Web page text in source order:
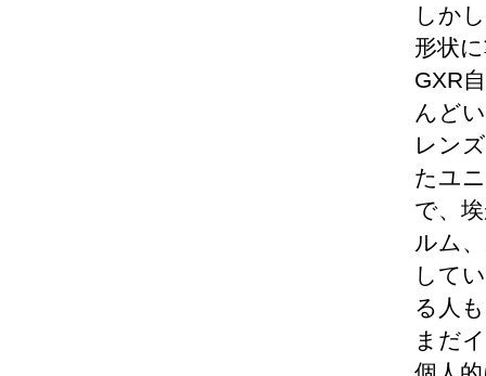
しか
形状
GXR
んど
レン
たユ
で、
ルム
して
る人
まだ